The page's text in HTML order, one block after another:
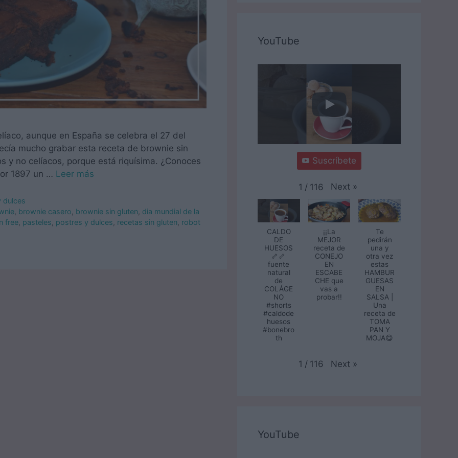
aunque en España se celebra el 27 del
mucho grabar esta receta de brownie sin
y no celíacos, porque está riquísima. ¿Conoces
1897 un … Leer más
dulces
brownie casero brownie sin gluten dia mundial de la
free pasteles postres y dulces recetas sin gluten robot
YouTube
Suscríbete
1 / 116 Next »
CALDO
DE
HUESOS
🦴🦴
fuente
natural
de
COLÁGE
NO
#shorts
#caldode
huesos
#bonebro
th
¡¡La
MEJOR
receta de
CONEJO
EN
ESCABE
CHE que
vas a
probar!!
Te
pedirán
una y
otra vez
estas
HAMBUR
GUESAS
EN
SALSA |
Una
receta de
TOMA
PAN Y
MOJA😋
1 / 116 Next »
YouTube